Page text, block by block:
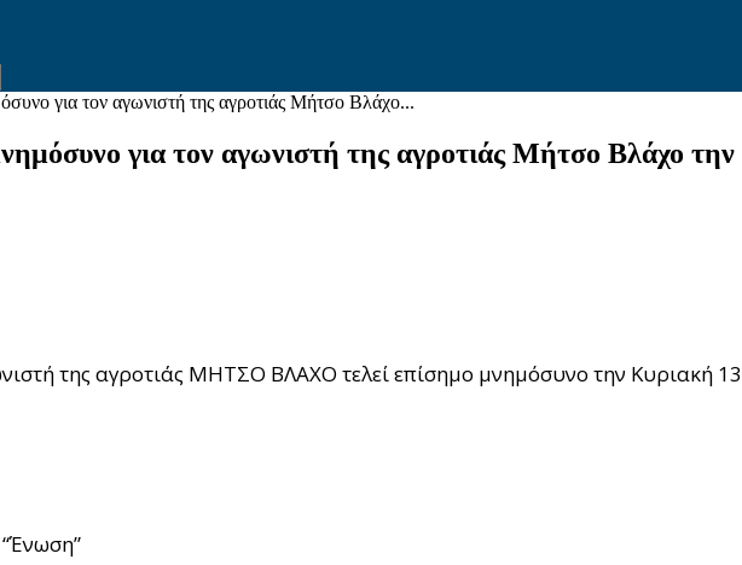
για τον αγωνιστή της αγροτιάς Μήτσο Βλάχο...
για τον αγωνιστή της αγροτιάς Μήτσο Βλάχο
της αγροτιάς ΜΗΤΣΟ ΒΛΑΧΟ τελεί επίσημο μνημόσυνο την Κυριακή